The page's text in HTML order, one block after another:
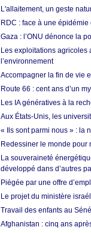
L'allaitement, un geste
RDC : face à une
Gaza : l’ONU dénonce la
Les exploitations agricoles
l’environnement
Accompagner la fin de vie
Route 66 : cent ans d’un
Les IA génératives à la
Aux États-Unis, les
« Ils sont parmi nous » : la
Redessiner le monde pour
La souveraineté
développé dans d’autres
Piégée par une offre
Le projet du ministère
Travail des enfants au
Afghanistan : cinq ans